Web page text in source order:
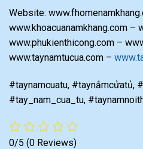
Website:
www.khoacuanamkhang.com –
www.phukienthicong.com –
www.taynamtucua.com –
#taynamcuatu, #taynắmcửatủ,
#tay_nam_cua_tu,
0/5 (0 Reviews)